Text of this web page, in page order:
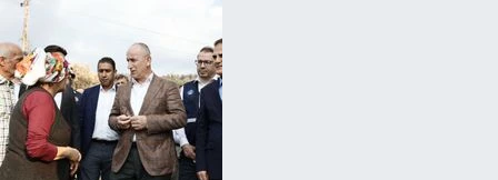
Kültür Sanat
Sağlık
Siyaset